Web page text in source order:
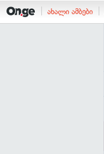
ახალი ამბები